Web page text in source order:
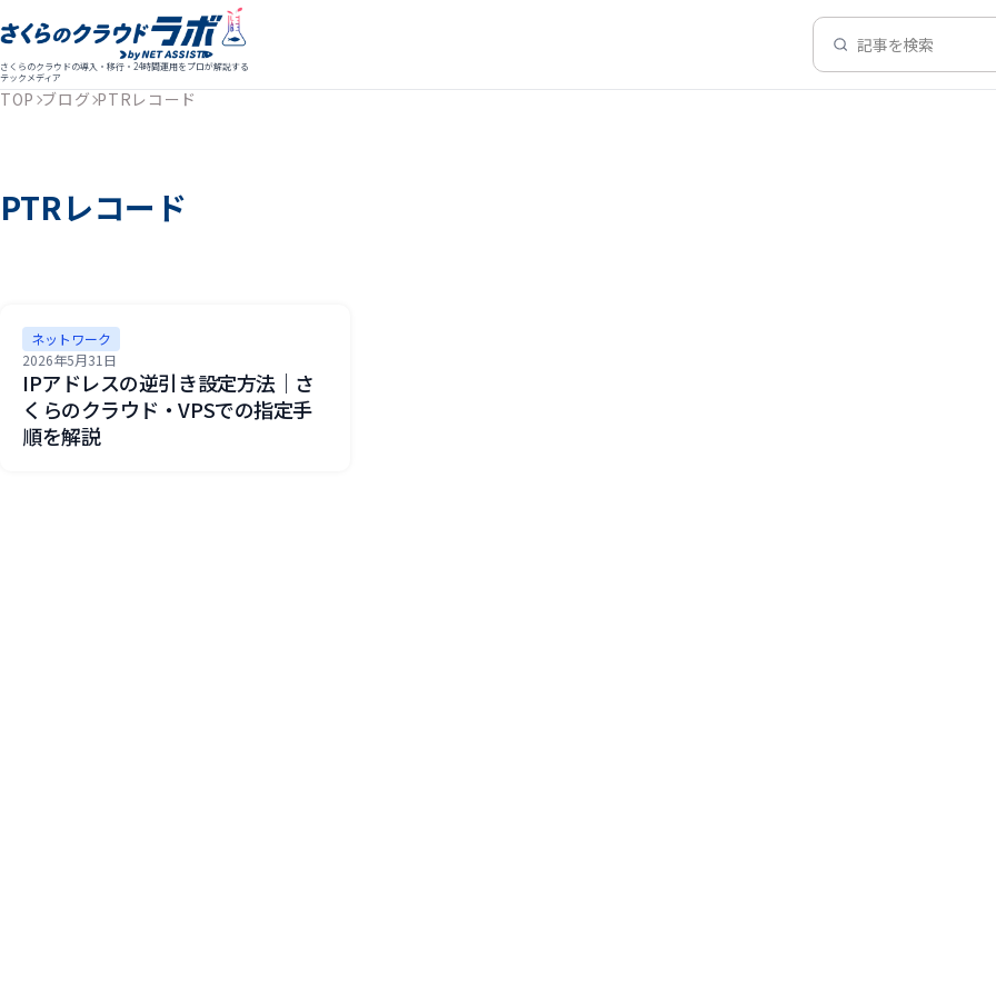
さくらのクラウドの導入・移行・24時間運用をプロが解説する
テックメディア
記事を検索
TOP ブログ PTRレコード
PTRレコード
ネットワーク
2026年5月31日
IPアドレスの逆引き設定方法｜さ
くらのクラウド・VPSでの指定手
順を解説